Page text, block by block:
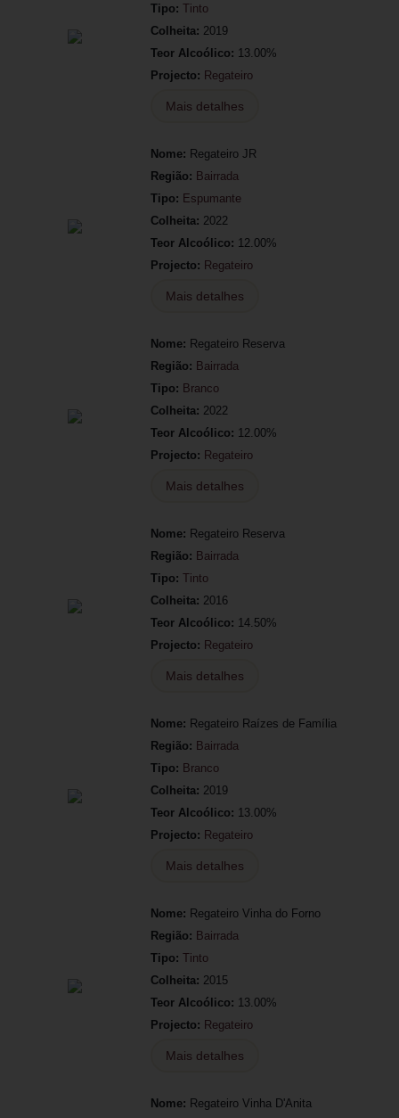
Tipo: Tinto
Colheita: 2019
Teor Alcoólico: 13.00%
Projecto: Regateiro
Mais detalhes
Nome: Regateiro JR
Região: Bairrada
Tipo: Espumante
Colheita: 2022
Teor Alcoólico: 12.00%
Projecto: Regateiro
Mais detalhes
Nome: Regateiro Reserva
Região: Bairrada
Tipo: Branco
Colheita: 2022
Teor Alcoólico: 12.00%
Projecto: Regateiro
Mais detalhes
Nome: Regateiro Reserva
Região: Bairrada
Tipo: Tinto
Colheita: 2016
Teor Alcoólico: 14.50%
Projecto: Regateiro
Mais detalhes
Nome: Regateiro Raízes de Família
Região: Bairrada
Tipo: Branco
Colheita: 2019
Teor Alcoólico: 13.00%
Projecto: Regateiro
Mais detalhes
Nome: Regateiro Vinha do Forno
Região: Bairrada
Tipo: Tinto
Colheita: 2015
Teor Alcoólico: 13.00%
Projecto: Regateiro
Mais detalhes
Nome: Regateiro Vinha D'Anita